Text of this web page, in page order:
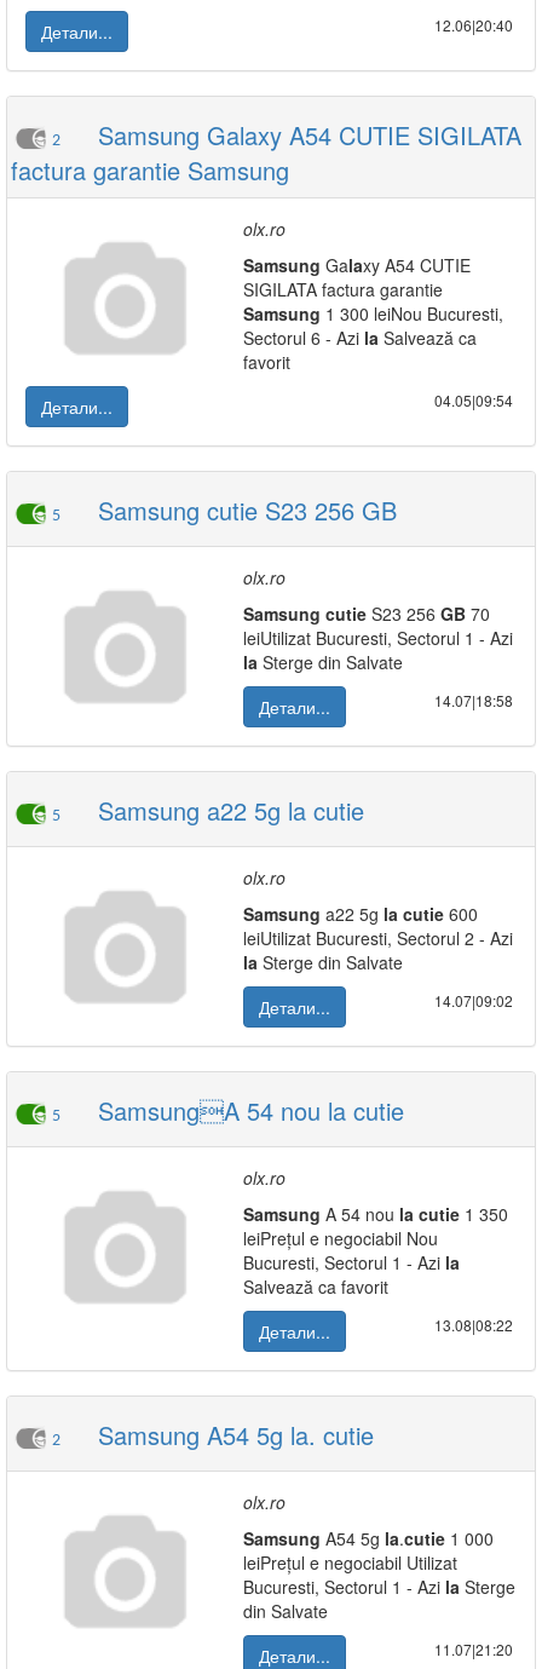
Детали...
12.06|20:40
2
Samsung Galaxy A54 CUTIE SIGILATA
factura garantie Samsung
olx.ro
Samsung Galaxy A54 CUTIE
SIGILATA factura garantie
Samsung 1 300 leiNou Bucuresti,
Sectorul 6 - Azi la Salvează ca
favorit
Детали...
04.05|09:54
5 Samsung cutie S23 256 GB
olx.ro
Samsung cutie S23 256 GB 70
leiUtilizat Bucuresti, Sectorul 1 - Azi
la Sterge din Salvate
Детали...
14.07|18:58
5 Samsung a22 5g la cutie
olx.ro
Samsung a22 5g la cutie 600
leiUtilizat Bucuresti, Sectorul 2 - Azi
la Sterge din Salvate
Детали...
14.07|09:02
5 SamsungA 54 nou la cutie
olx.ro
Samsung A 54 nou la cutie 1 350
leiPrețul e negociabil Nou
Bucuresti, Sectorul 1 - Azi la
Salvează ca favorit
Детали...
13.08|08:22
2 Samsung A54 5g la. cutie
olx.ro
Samsung A54 5g la.cutie 1 000
leiPrețul e negociabil Utilizat
Bucuresti, Sectorul 1 - Azi la Sterge
din Salvate
Детали...
11.07|21:20